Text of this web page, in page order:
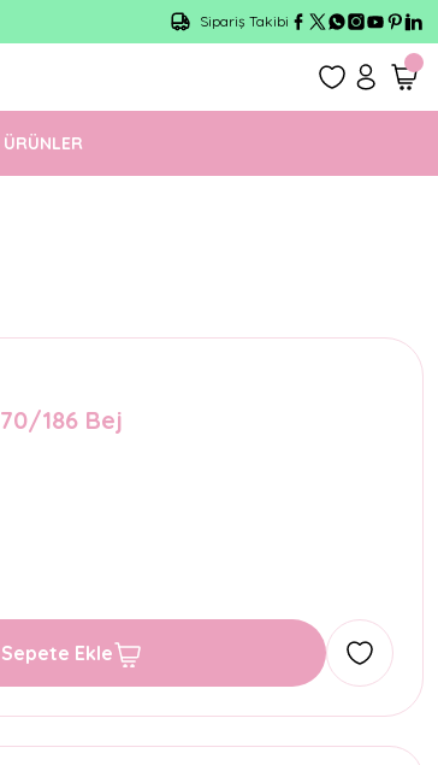
Sipariş Takibi
ÜRÜNLER
186 Bej
Sepete Ekle